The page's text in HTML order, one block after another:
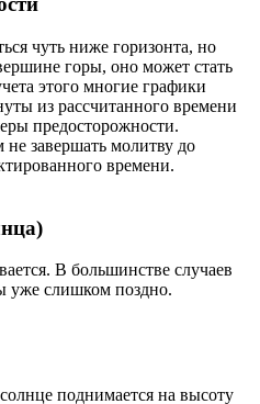
чуть ниже горизонта, но
горы, оно может стать
этого многие графики
из рассчитанного времени
предосторожности.
завершать молитву до
времени.
В большинстве случаев
уже слишком поздно.
поднимается на высоту